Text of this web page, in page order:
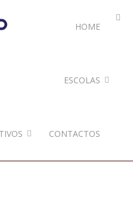
HOME
ESCOLAS
CONTACTOS